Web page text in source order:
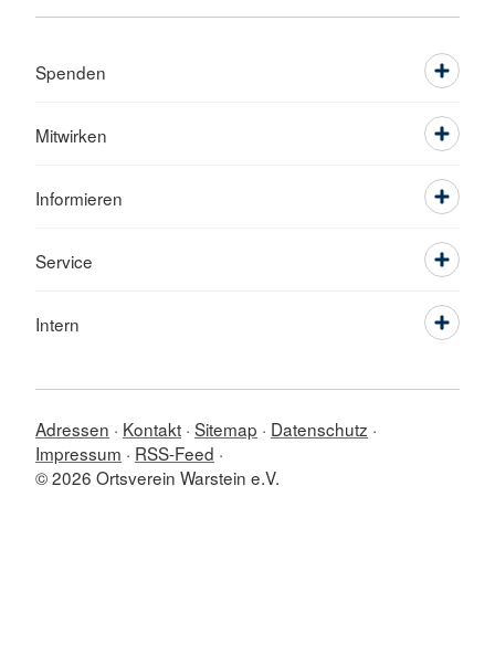
Spenden
Mitwirken
Informieren
Service
Intern
Adressen Kontakt Sitemap
Datenschutz
Impressum
RSS-Feed
© 2026 Ortsverein Warstein e.V.